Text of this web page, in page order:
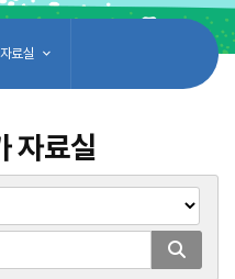
료실
자료실